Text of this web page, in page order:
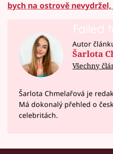
bych na ostrově
Failed
Autor
Šarlota
Všechny
Šarlota Chmelařová je
Má dokonalý přehled o
celebritách.